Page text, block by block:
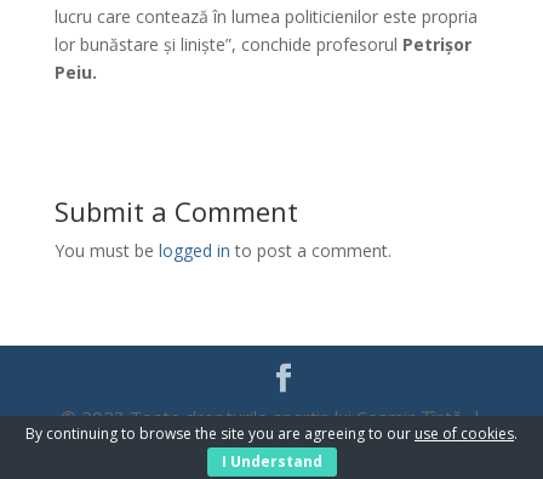
lucru care contează în lumea politicienilor este propria
lor bunăstare și liniște”, conchide profesorul Petrișor
Peiu.
Submit a Comment
You must be logged in to post a comment.
© 2023 Toate drepturile aparțin lui Cosmin Țîntă |
WebDesignPromo Zone
By continuing to browse the site you are agreeing to our use of cookies.
I Understand